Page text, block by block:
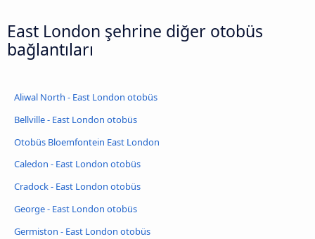
East London şehrine diğer otobüs
bağlantıları
Aliwal North - East London otobüs
Bellville - East London otobüs
Otobüs Bloemfontein East London
Caledon - East London otobüs
Cradock - East London otobüs
George - East London otobüs
Germiston - East London otobüs